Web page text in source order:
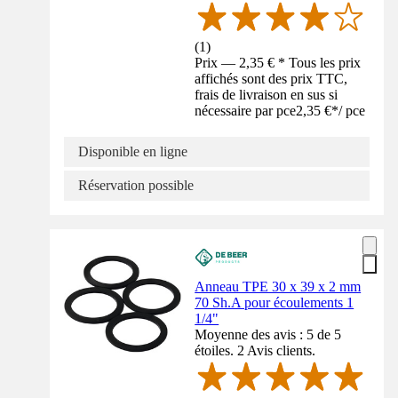
(1)
Prix — 2,35 € * Tous les prix
affichés sont des prix TTC,
frais de livraison en sus si
nécessaire par pce2,35 €*/ pce
Disponible en ligne
Réservation possible
Anneau TPE 30 x 39 x 2 mm
70 Sh.A pour écoulements 1
1/4"
Moyenne des avis : 5 de 5
étoiles. 2 Avis clients.